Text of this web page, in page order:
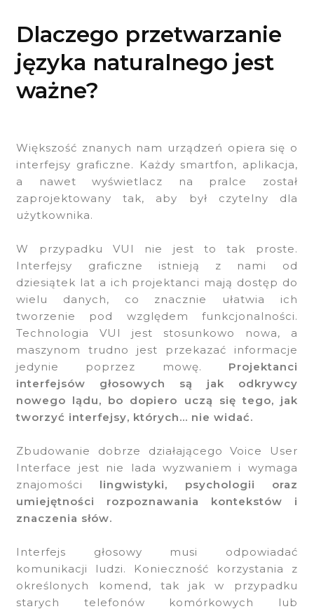
Dlaczego przetwarzanie
języka naturalnego jest
ważne?
Większość znanych nam urządzeń opiera się o
interfejsy graficzne. Każdy smartfon, aplikacja,
a nawet wyświetlacz na pralce został
zaprojektowany tak, aby był czytelny dla
użytkownika.
W przypadku VUI nie jest to tak proste.
Interfejsy graficzne istnieją z nami od
dziesiątek lat a ich projektanci mają dostęp do
wielu danych, co znacznie ułatwia ich
tworzenie pod względem funkcjonalności.
Technologia VUI jest stosunkowo nowa, a
maszynom trudno jest przekazać informacje
jedynie poprzez mowę. Projektanci
interfejsów głosowych są jak odkrywcy
nowego lądu, bo dopiero uczą się tego, jak
tworzyć interfejsy, których… nie widać.
Zbudowanie dobrze działającego Voice User
Interface jest nie lada wyzwaniem i wymaga
znajomości lingwistyki, psychologii oraz
umiejętności rozpoznawania kontekstów i
znaczenia słów.
Interfejs głosowy musi odpowiadać
komunikacji ludzi. Konieczność korzystania z
określonych komend, tak jak w przypadku
starych telefonów komórkowych lub